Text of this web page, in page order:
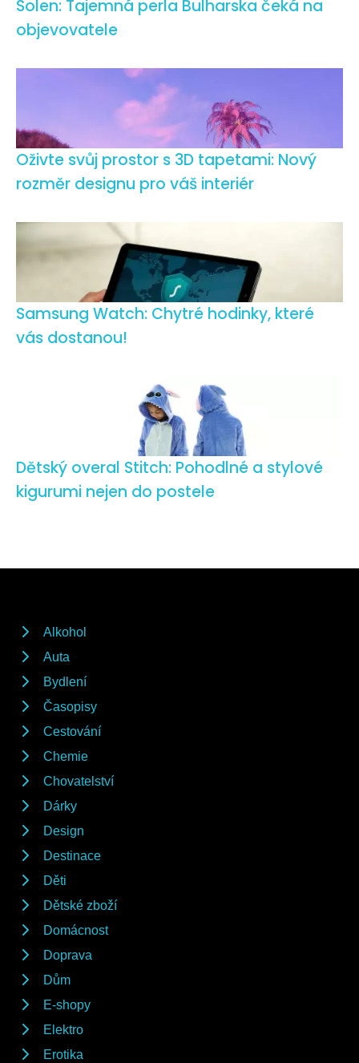
Solen: Tajemná perla Bulharska čeká na
objevovatele
Oživte svůj prostor s 3D tapetami: Nový
rozměr designu pro váš interiér
Samsung Watch: Chytré hodinky, které
vás dostanou!
Dětský overal Stitch: Pohodlné a stylové
kigurumi nejen do postele
Alkohol
Auta
Bydlení
Časopisy
Cestování
Chemie
Chovatelství
Dárky
Design
Destinace
Děti
Dětské zboží
Domácnost
Doprava
Dům
E-shopy
Elektro
Erotika